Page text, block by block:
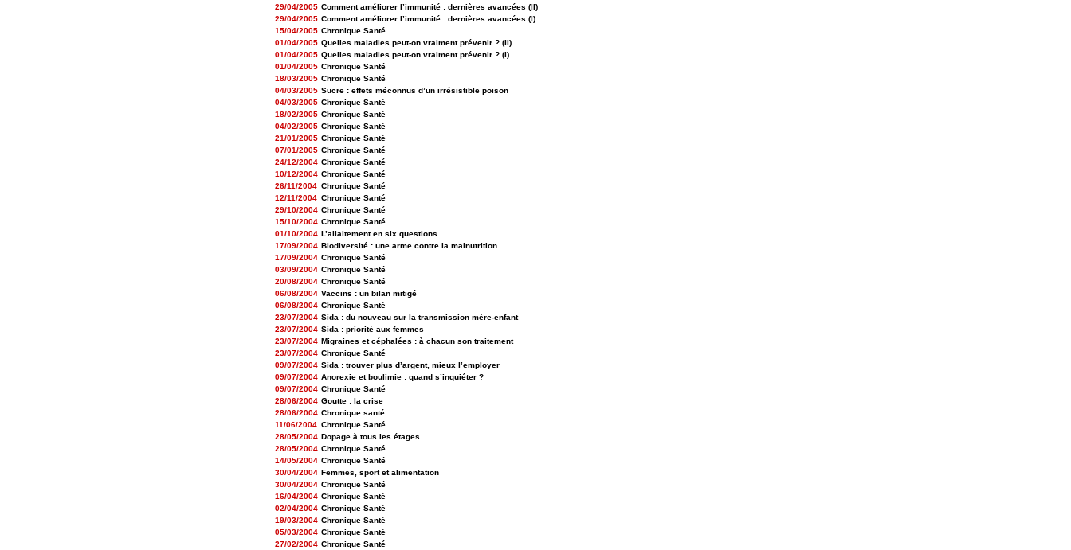
29/04/2005 Comment améliorer l’immunité : dernières avancées (II)
29/04/2005 Comment améliorer l’immunité : dernières avancées (I)
15/04/2005 Chronique Santé
01/04/2005 Quelles maladies peut-on vraiment prévenir ? (II)
01/04/2005 Quelles maladies peut-on vraiment prévenir ? (I)
01/04/2005 Chronique Santé
18/03/2005 Chronique Santé
04/03/2005 Sucre : effets méconnus d’un irrésistible poison
04/03/2005 Chronique Santé
18/02/2005 Chronique Santé
04/02/2005 Chronique Santé
21/01/2005 Chronique Santé
07/01/2005 Chronique Santé
24/12/2004 Chronique Santé
10/12/2004 Chronique Santé
26/11/2004 Chronique Santé
12/11/2004 Chronique Santé
29/10/2004 Chronique Santé
15/10/2004 Chronique Santé
01/10/2004 L’allaitement en six questions
17/09/2004 Biodiversité : une arme contre la malnutrition
17/09/2004 Chronique Santé
03/09/2004 Chronique Santé
20/08/2004 Chronique Santé
06/08/2004 Vaccins : un bilan mitigé
06/08/2004 Chronique Santé
23/07/2004 Sida : du nouveau sur la transmission mère-enfant
23/07/2004 Sida : priorité aux femmes
23/07/2004 Migraines et céphalées : à chacun son traitement
23/07/2004 Chronique Santé
09/07/2004 Sida : trouver plus d’argent, mieux l’employer
09/07/2004 Anorexie et boulimie : quand s’inquiéter ?
09/07/2004 Chronique Santé
28/06/2004 Goutte : la crise
28/06/2004 Chronique santé
11/06/2004 Chronique Santé
28/05/2004 Dopage à tous les étages
28/05/2004 Chronique Santé
14/05/2004 Chronique Santé
30/04/2004 Femmes, sport et alimentation
30/04/2004 Chronique Santé
16/04/2004 Chronique Santé
02/04/2004 Chronique Santé
19/03/2004 Chronique Santé
05/03/2004 Chronique Santé
27/02/2004 Chronique Santé